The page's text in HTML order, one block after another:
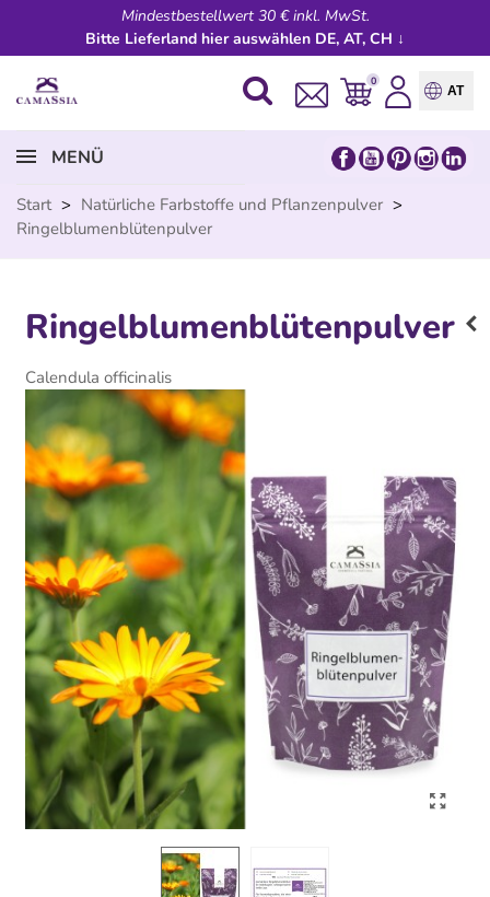
Mindestbestellwert 30 € inkl. MwSt.
Bitte Lieferland hier auswählen DE, AT, CH ↓
0
AT
MENÜ
Start > Natürliche Farbstoffe und Pflanzenpulver >
Ringelblumenblütenpulver
Ringelblumenblütenpulver
Calendula officinalis